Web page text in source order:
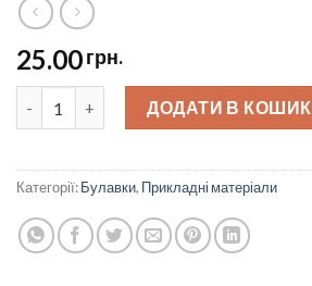
25.00грн.
Булавка англійська 5,5 см quantity
ДОДАТИ В КОШИК
Категорії:Булавки, Прикладні матеріали